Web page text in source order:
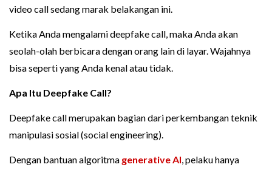
video call sedang marak belakangan ini.
Ketika Anda mengalami deepfake call, maka Anda akan
seolah-olah berbicara dengan orang lain di layar. Wajahnya
bisa seperti yang Anda kenal atau tidak.
Apa Itu Deepfake Call?
Deepfake call merupakan bagian dari perkembangan teknik
manipulasi sosial (social engineering).
Dengan bantuan algoritma generative AI, pelaku hanya